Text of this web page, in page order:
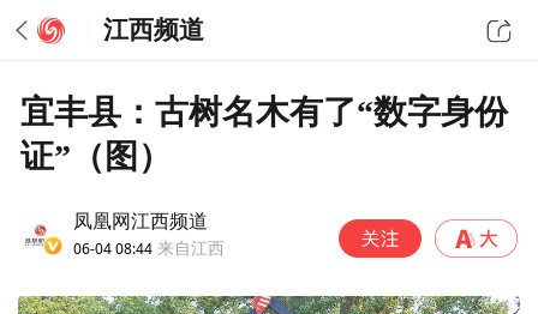
江西频道
宜丰县：古树名木有了“数字身份
证”（图）
凤凰网江西频道
06-04 08:44 来自江西